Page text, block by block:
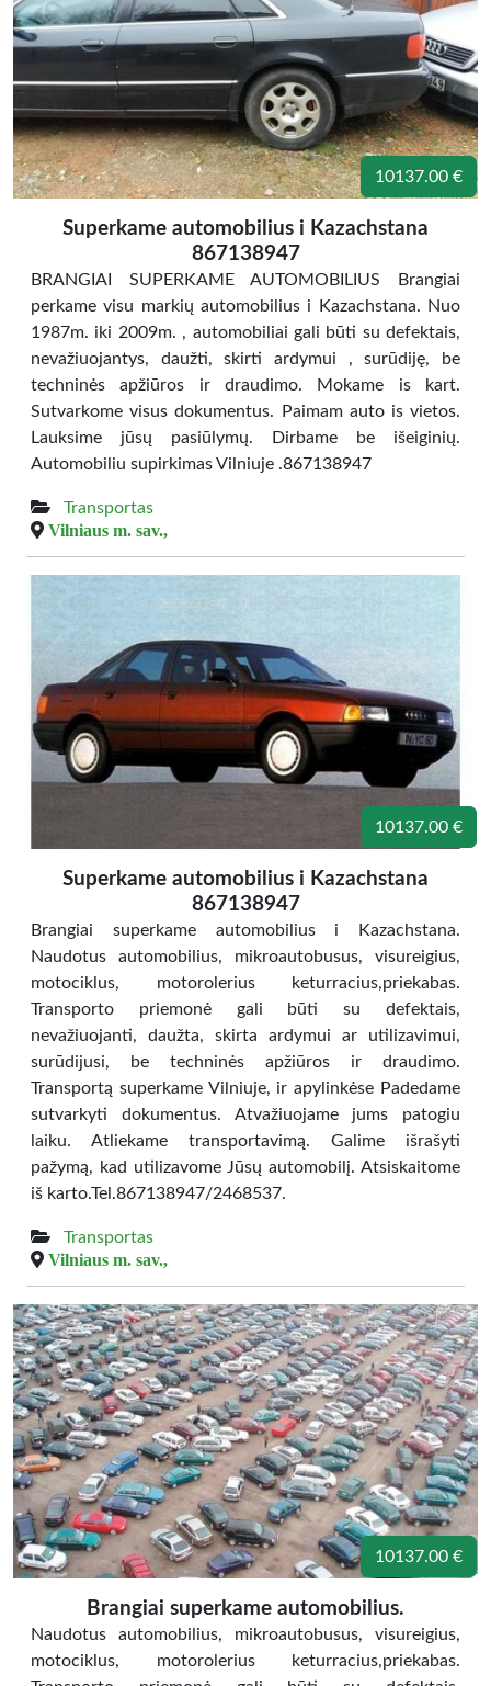
10137.00 €
Superkame automobilius i Kazachstana
867138947
BRANGIAI SUPERKAME AUTOMOBILIUS Brangiai
perkame visu markių automobilius i Kazachstana. Nuo
1987m. iki 2009m. , automobiliai gali būti su defektais,
nevažiuojantys, daužti, skirti ardymui , surūdiję, be
techninės apžiūros ir draudimo. Mokame is kart.
Sutvarkome visus dokumentus. Paimam auto is vietos.
Lauksime jūsų pasiūlymų. Dirbame be išeiginių.
Automobiliu supirkimas Vilniuje .867138947
Transportas
Vilniaus m. sav.,
10137.00 €
Superkame automobilius i Kazachstana
867138947
Brangiai superkame automobilius i Kazachstana.
Naudotus automobilius, mikroautobusus, visureigius,
motociklus, motorolerius keturracius,priekabas.
Transporto priemonė gali būti su defektais,
nevažiuojanti, daužta, skirta ardymui ar utilizavimui,
surūdijusi, be techninės apžiūros ir draudimo.
Transportą superkame Vilniuje, ir apylinkėse Padedame
sutvarkyti dokumentus. Atvažiuojame jums patogiu
laiku. Atliekame transportavimą. Galime išrašyti
pažymą, kad utilizavome Jūsų automobilį. Atsiskaitome
iš karto.Tel.867138947/2468537.
Transportas
Vilniaus m. sav.,
10137.00 €
Brangiai superkame automobilius.
Naudotus automobilius, mikroautobusus, visureigius,
motociklus, motorolerius keturracius,priekabas.